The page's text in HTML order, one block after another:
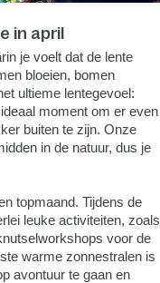
in april
je voelt dat de lente
bloeien, bomen
ultieme lentegevoel:
moment om er even
buiten te zijn. Onze
in de natuur, dus je
topmaand. Tijdens de
leuke activiteiten, zoals
voor de
warme zonnestralen is
avontuur te gaan en